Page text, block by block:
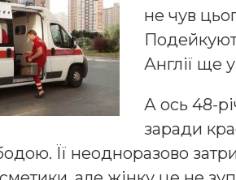
не чув
Англії ще
А ось 48-
заради
Її неодноразово